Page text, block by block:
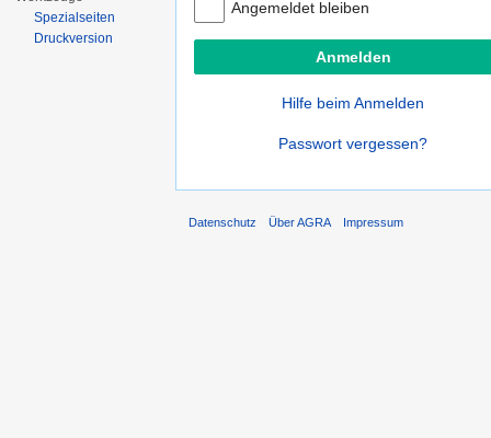
Angemeldet bleiben
Hilfe beim Anmelden
Passwort vergessen?
Spezialseiten
Druckversion
Datenschutz Über AGRA Impressum